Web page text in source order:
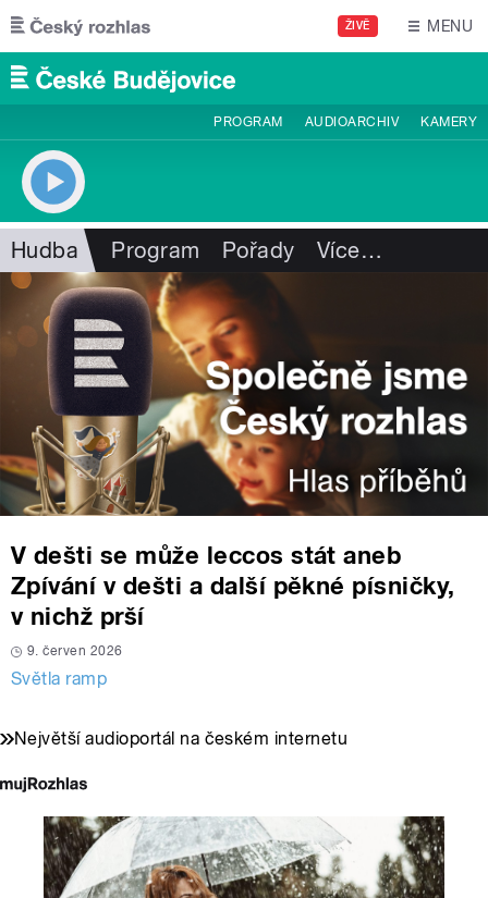
Přejít k hlavnímu obsahu
ŽIVĚ MENU
PROGRAM AUDIOARCHIV KAMERY
Hudba Program Pořady Více…
V dešti se může leccos stát aneb
Zpívání v dešti a další pěkné písničky,
v nichž prší
9. červen 2026
Světla ramp
Největší audioportál na českém internetu